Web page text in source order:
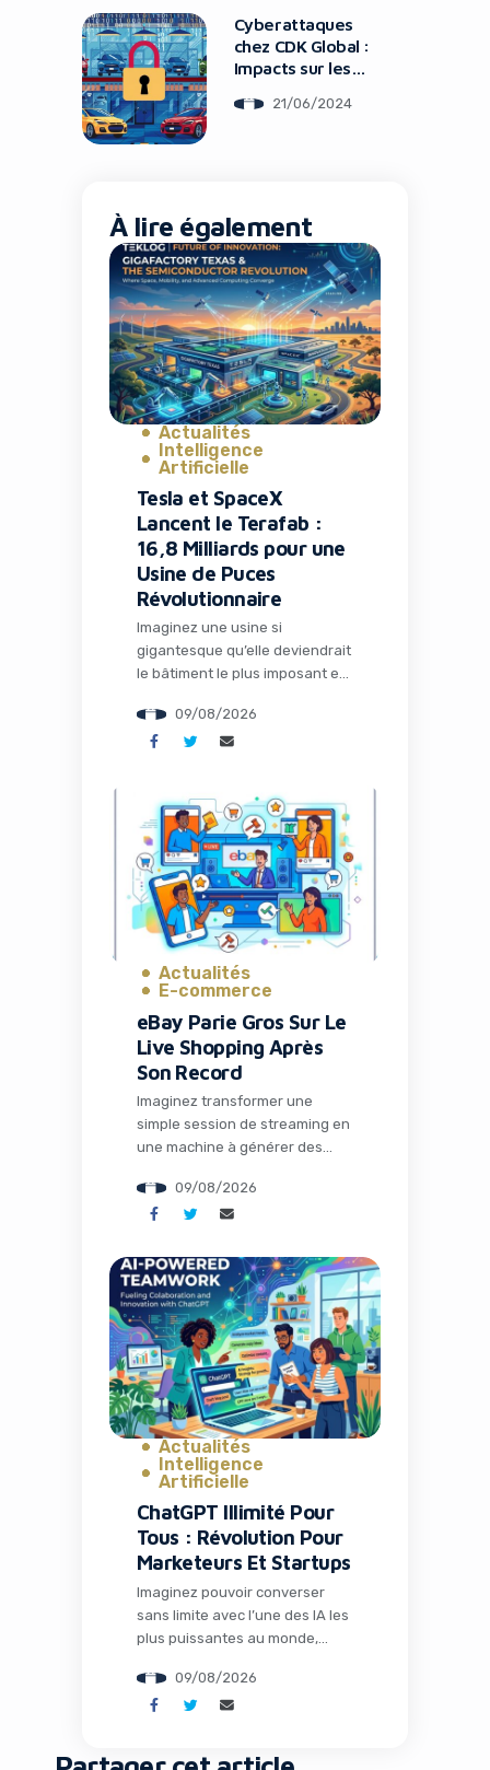
Cyberattaques
chez CDK Global :
Impacts sur les
Automobiles US
21/06/2024
À lire également
Actualités
Intelligence
Artificielle
Tesla et SpaceX
Lancent le Terafab :
16,8 Milliards pour une
Usine de Puces
Révolutionnaire
Imaginez une usine si
gigantesque qu’elle deviendrait
le bâtiment le plus imposant et
C’est exactement le projet
ambitieux que Tesla et SpaceX
conducteurs révolutionnaire au
Texas qui pourrait redéfinir
l’avenir de l’intelligence
artificielle et de la robotique.
Pour les entrepreneurs, les […]
09/08/2026
Actualités
E-commerce
eBay Parie Gros Sur Le
Live Shopping Après
Son Record
Imaginez transformer une
simple session de streaming en
une machine à générer des
C’est précisément ce que vit
eBay en ce moment avec son
shopping. Alors que le géant du
e-commerce dévoile des
résultats exceptionnels pour
son deuxième trimestre 2026,
une tendance claire émerge : le
[…]
09/08/2026
Actualités
Intelligence
Artificielle
ChatGPT Illimité Pour
Tous : Révolution Pour
Marketeurs Et Startups
Imaginez pouvoir converser
sans limite avec l’une des IA les
plus puissantes au monde,
désormais une réalité grâce à
la dernière annonce d’OpenAI
09/08/2026
It looks like you're
using an ad-blocker!
Yes, I will turn off Ad-Blocker
No Thanks